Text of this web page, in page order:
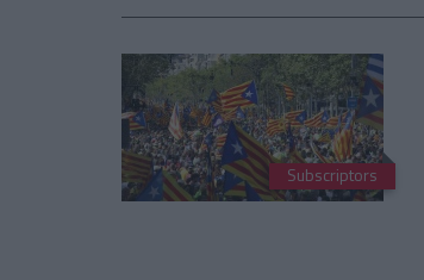
Subscriptors